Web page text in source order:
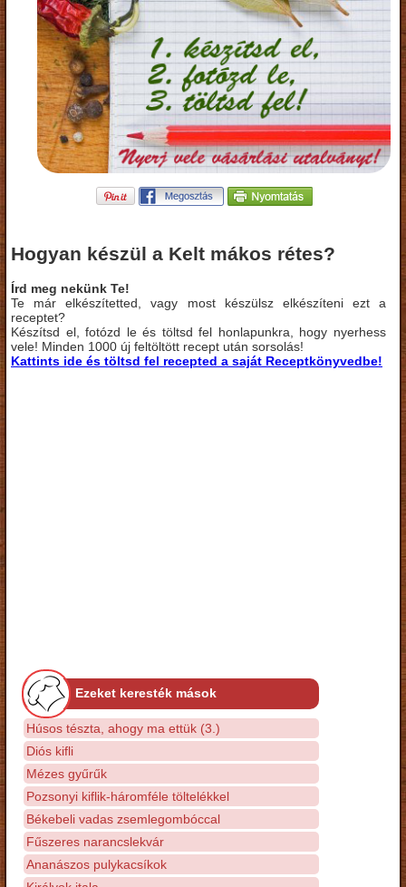
Hogyan készül a Kelt mákos rétes?
Írd meg nekünk Te!
Te már elkészítetted, vagy most készülsz elkészíteni ezt a
receptet?
Készítsd el, fotózd le és töltsd fel honlapunkra, hogy nyerhess
vele! Minden 1000 új feltöltött recept után sorsolás!
Kattints ide és töltsd fel recepted a saját Receptkönyvedbe!
Ezeket keresték mások
Húsos tészta, ahogy ma ettük (3.)
Diós kifli
Mézes gyűrűk
Pozsonyi kiflik-háromféle töltelékkel
Békebeli vadas zsemlegombóccal
Fűszeres narancslekvár
Ananászos pulykacsíkok